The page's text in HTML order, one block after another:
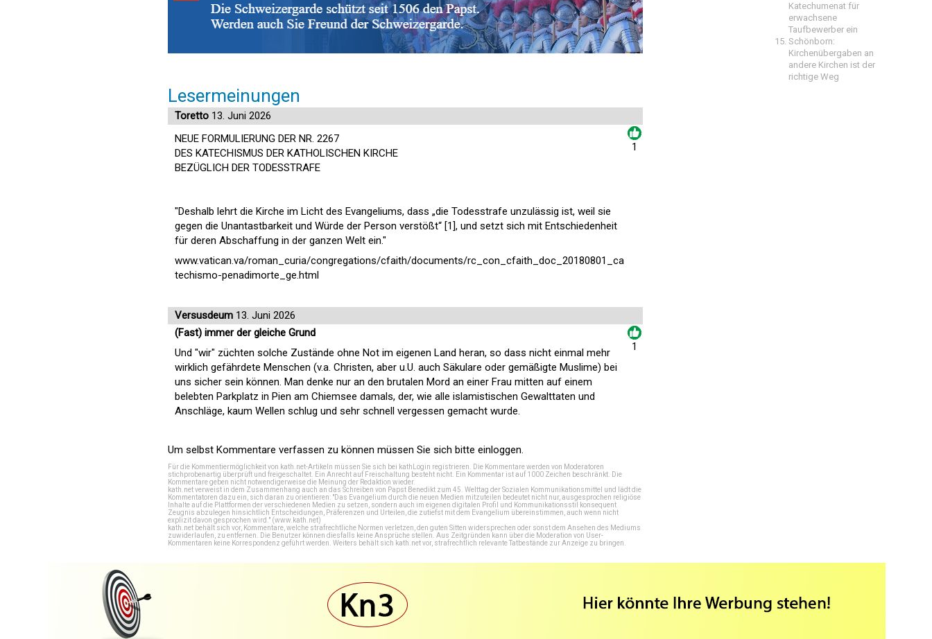
Lesermeinungen
Toretto 13. Juni 2026
NEUE FORMULIERUNG DER NR. 2267
DES KATECHISMUS DER KATHOLISCHEN KIRCHE
BEZÜGLICH DER TODESSTRAFE
"Deshalb lehrt die Kirche im Licht des Evangeliums, dass „die Todesstrafe unzulässig ist, weil sie
gegen die Unantastbarkeit und Würde der Person verstößt“ [1], und setzt sich mit Entschiedenheit
für deren Abschaffung in der ganzen Welt ein."
www.vatican.va/roman_curia/congregations/cfaith/documents/rc_con_cfaith_doc_20180801_ca
techismo-penadimorte_ge.html
1
Versusdeum 13. Juni 2026
(Fast) immer der gleiche Grund
Und "wir" züchten solche Zustände ohne Not im eigenen Land heran, so dass nicht einmal mehr
wirklich gefährdete Menschen (v.a. Christen, aber u.U. auch Säkulare oder gemäßigte Muslime) bei
uns sicher sein können. Man denke nur an den brutalen Mord an einer Frau mitten auf einem
belebten Parkplatz in Pien am Chiemsee damals, der, wie alle islamistischen Gewalttaten und
Anschläge, kaum Wellen schlug und sehr schnell vergessen gemacht wurde.
1
Um selbst Kommentare verfassen zu können müssen Sie sich bitte einloggen.
Für die Kommentiermöglichkeit von kath.net-Artikeln müssen Sie sich bei kathLogin registrieren . Die Kommentare werden von Moderatoren
stichprobenartig überprüft und freigeschaltet. Ein Anrecht auf Freischaltung besteht nicht. Ein Kommentar ist auf 1000 Zeichen beschränkt. Die
Kommentare geben nicht notwendigerweise die Meinung der Redaktion wieder.
kath.net verweist in dem Zusammenhang auch an das Schreiben von Papst Benedikt zum 45. Welttag der Sozialen Kommunikationsmittel und lädt die
Kommentatoren dazu ein, sich daran zu orientieren: "Das Evangelium durch die neuen Medien mitzuteilen bedeutet nicht nur, ausgesprochen religiöse
Inhalte auf die Plattformen der verschiedenen Medien zu setzen, sondern auch im eigenen digitalen Profil und Kommunikationsstil konsequent
Zeugnis abzulegen hinsichtlich Entscheidungen, Präferenzen und Urteilen, die zutiefst mit dem Evangelium übereinstimmen, auch wenn nicht
explizit davon gesprochen wird." (www.kath.net)
kath.net behält sich vor, Kommentare, welche strafrechtliche Normen verletzen, den guten Sitten widersprechen oder sonst dem Ansehen des Mediums
zuwiderlaufen, zu entfernen. Die Benutzer können diesfalls keine Ansprüche stellen. Aus Zeitgründen kann über die Moderation von User-
Kommentaren keine Korrespondenz geführt werden. Weiters behält sich kath.net vor, strafrechtlich relevante Tatbestände zur Anzeige zu bringen.
Katechumenat für
erwachsene
Taufbewerber ein
Schönborn:
Kirchenübergaben an
andere Kirchen ist der
richtige Weg